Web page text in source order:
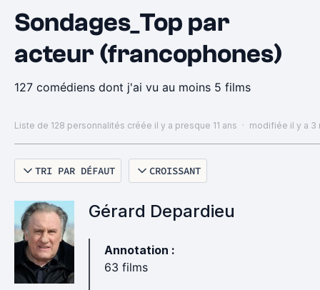
Sondages_Top par
acteur (francophones)
127 comédiens dont j'ai vu au moins 5 films
Liste de 128 personnalités créée il y a presque 11 ans · modifiée il y a 3
TRI PAR DÉFAUT CROISSANT
Gérard Depardieu
Annotation :
63 films